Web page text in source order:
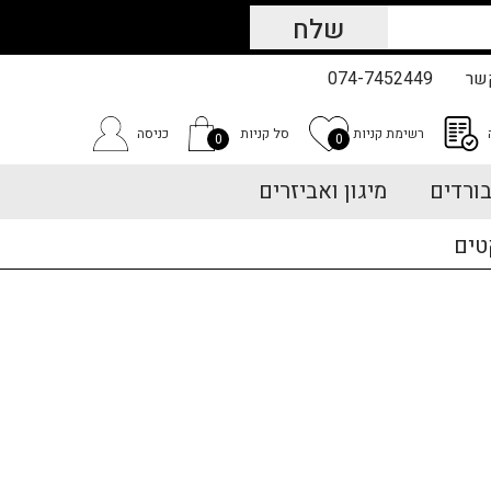
074-7452449
רשימת קניות 0 סל קניות 0 כניסה
מיגון ואביזרים